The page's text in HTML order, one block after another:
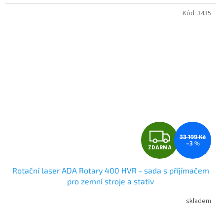
Z
D
A
ZDARMA
33 199 Kč
–3 %
Rotační laser ADA Rotary 400 HVR - sada s příjímačem
pro zemní stroje a stativ
skladem
Kód: 3435